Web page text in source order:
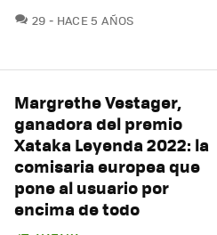
29 COMENTARIOS
HACE 5 AÑOS
Margrethe Vestager,
ganadora del premio
Xataka Leyenda 2022: la
comisaria europea que
pone al usuario por
encima de todo